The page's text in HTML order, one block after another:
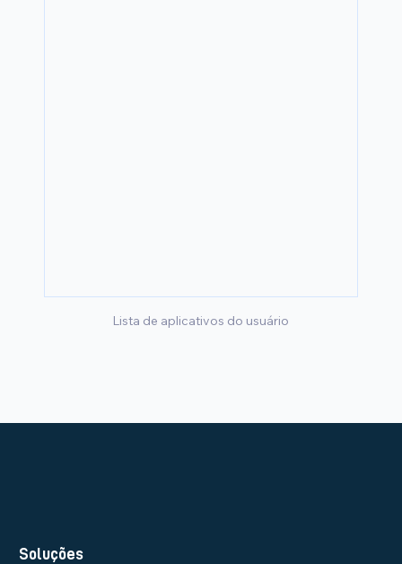
Lista de aplicativos do usuário
Soluções